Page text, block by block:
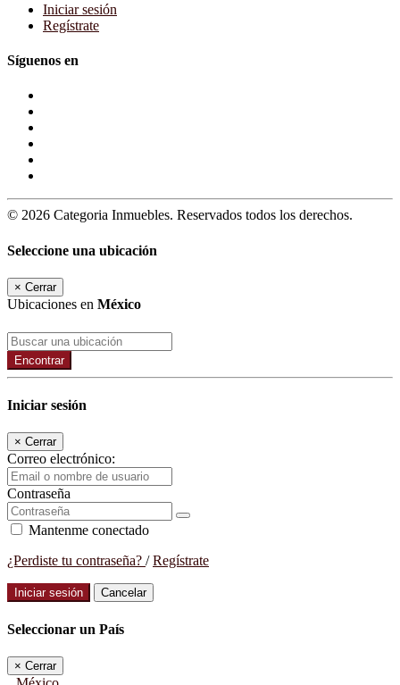
Iniciar sesión
Regístrate
Síguenos en
© 2026 Categoria Inmuebles. Reservados todos los derechos.
Seleccione una ubicación
× Cerrar
Ubicaciones en México
Encontrar
Iniciar sesión
× Cerrar
Correo electrónico:
Contraseña
Mantenme conectado
¿Perdiste tu contraseña? /Regístrate
Iniciar sesión Cancelar
Seleccionar un País
× Cerrar